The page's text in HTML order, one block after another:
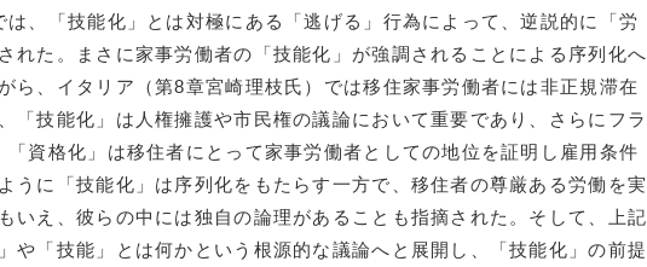
、「技能化」とは対極にある「逃げる」行為によって、逆説的に「労
れた。まさに家事労働者の「技能化」が強調されることによる序列化へ
ら、イタリア（第8章宮崎理枝氏）では移住家事労働者には非正規滞在
「技能化」は人権擁護や市民権の議論において重要であり、さらにフラ
資格化」は移住者にとって家事労働者としての地位を証明し雇用条件
うに「技能化」は序列化をもたらす一方で、移住者の尊厳ある労働を実
いえ、彼らの中には独自の論理があることも指摘された。そして、上記
や「技能」とは何かという根源的な議論へと展開し、「技能化」の前提